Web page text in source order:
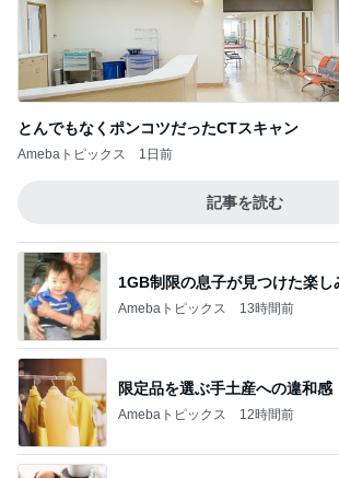
とんでもなくポンコツだったCTスキャン
Amebaトピックス 1日前
記事を読む
1GB制限の息子が見つけた楽し
Amebaトピックス 13時間前
限定品を選ぶ手土産への違和感
Amebaトピックス 12時間前